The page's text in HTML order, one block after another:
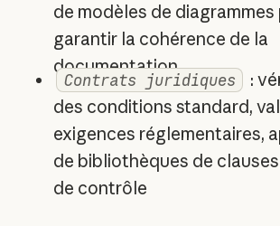
de modèles de diagrammes
garantir la cohérence de la
documentation
Contrats juridiques
:
des conditions standard,
exigences réglementaires,
de bibliothèques de
de contrôle